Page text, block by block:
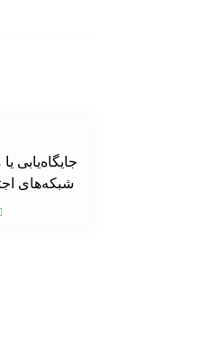
جایگاه‌یابی
شبکه‌های